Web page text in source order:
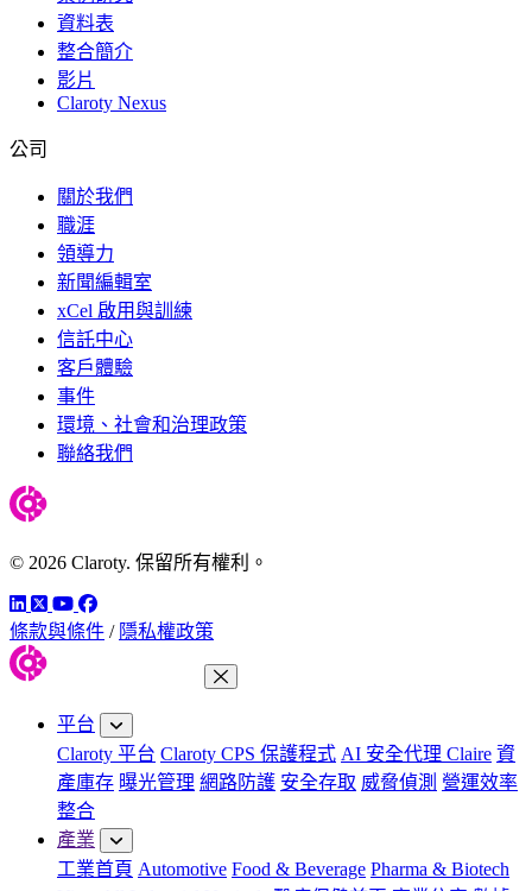
資料表
整合簡介
影片
Claroty Nexus
公司
關於我們
職涯
領導力
新聞編輯室
xCel 啟用與訓練
信託中心
客戶體驗
事件
環境、社會和治理政策
聯絡我們
© 2026 Claroty. 保留所有權利。
LinkedIn
TwitterYouTube
Facebook
條款與條件 / 隱私權政策
平台
Claroty 平台 Claroty CPS 保護程式 AI 安全代理 Claire 資
產庫存 曝光管理 網路防護 安全存取 威脅偵測 營運效率
整合
產業
工業首頁 Automotive Food & Beverage Pharma & Biotech